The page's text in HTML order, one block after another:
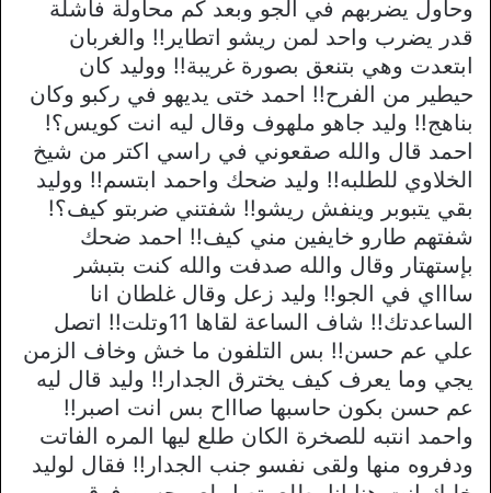
وحاول يضربهم في الجو وبعد كم محاولة فاشلة
قدر يضرب واحد لمن ريشو اتطاير!! والغربان
ابتعدت وهي بتنعق بصورة غريبة!! ووليد كان
حيطير من الفرح!! احمد ختى يديهو في ركبو وكان
بناهج!! وليد جاهو ملهوف وقال ليه انت كويس؟!
احمد قال والله صقعوني في راسي اكتر من شيخ
الخلاوي للطلبه!! وليد ضحك واحمد ابتسم!! ووليد
بقي يتبوبر وينفش ريشو!! شفتني ضربتو كيف؟!
شفتهم طارو خايفين مني كيف!! احمد ضحك
بإستهتار وقال والله صدفت والله كنت بتبشر
ساااي في الجو!! وليد زعل وقال غلطان انا
الساعدتك!! شاف الساعة لقاها 11وتلت!! اتصل
علي عم حسن!! بس التلفون ما خش وخاف الزمن
يجي وما يعرف كيف يخترق الجدار!! وليد قال ليه
عم حسن بكون حاسبها صاااح بس انت اصبر!!
واحمد انتبه للصخرة الكان طلع ليها المره الفاتت
ودفروه منها ولقى نفسو جنب الجدار!! فقال لوليد